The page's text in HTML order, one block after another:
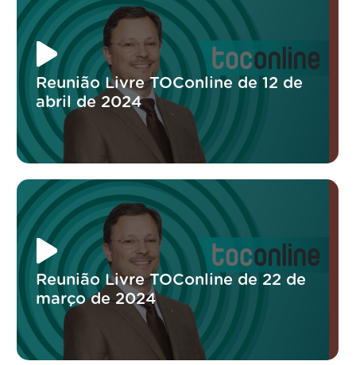
Reunião Livre TOConline de 12 de
abril de 2024
Reunião Livre TOConline de 22 de
março de 2024